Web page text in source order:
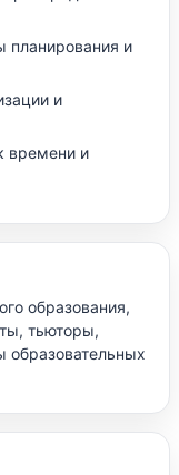
планирования и
и
времени и
образования,
тьюторы,
образовательных